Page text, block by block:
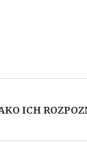
ICH